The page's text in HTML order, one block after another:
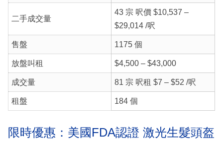
二手成交量
43 宗 呎價 $10,537 –
$29,014 /呎
售盤 1175 個
放盤叫租 $4,500 – $43,000
成交量 81 宗 呎租 $7 – $52 /呎
租盤 184 個
限時優惠：美國FDA認證 激光生髮頭盔